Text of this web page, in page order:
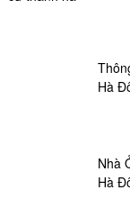
Hà
Nhà
Hà